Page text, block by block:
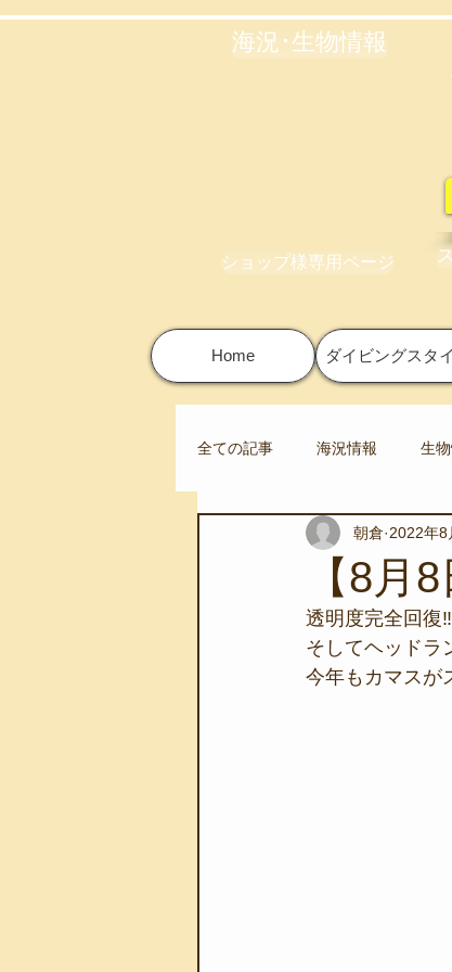
海況･生物情報
ショップ様専用ページ
Home ダイビングスタ
全ての記事 海況情報 生
スノーケリングツアー
伊豆半島ジオパ
【8月
朝倉 2022年8
透明度完全回復‼︎
そしてヘッドラ
今年もカマスが